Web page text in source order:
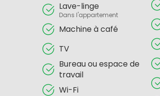
Lave-linge
Dans l'appartement
Machine à café
TV
Bureau ou espace de
travail
Wi-Fi